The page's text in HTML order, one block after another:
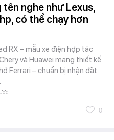
nghe như Lexus,
có thể chạy hơn
RX – mẫu xe điện hợp tác
và Huawei mang thiết kế
Ferrari – chuẩn bị nhận đặt
0